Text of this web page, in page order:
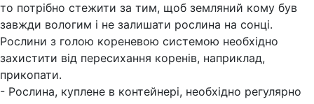
то потрібно стежити за тим, щоб земляний кому був
завжди вологим і не залишати рослина на сонці.
Рослини з голою кореневою системою необхідно
захистити від пересихання коренів, наприклад,
прикопати.
- Рослина, куплене в контейнері, необхідно регулярно